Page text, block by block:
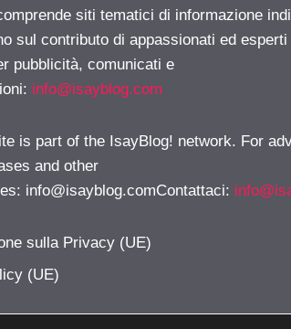
siti tematici di informazione
sul contributo di appassionati ed esperti
pubblicità, comunicati e
info@isayblog.com
is part of the IsayBlog! network. For
and other
info@isayblog.comContattaci:
sulla Privacy (UE)
(UE)